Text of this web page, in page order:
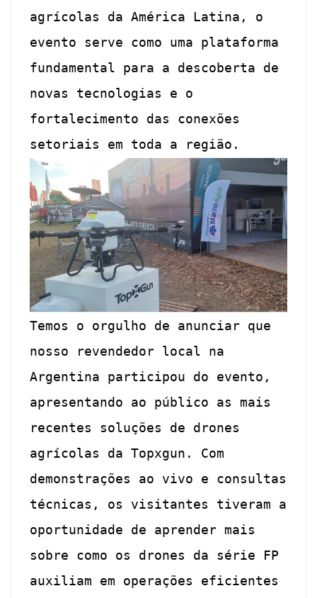
agrícolas da América Latina, o
evento serve como uma plataforma
fundamental para a descoberta de
novas tecnologias e o
fortalecimento das conexões
setoriais em toda a região.
Temos o orgulho de anunciar que
nosso revendedor local na
Argentina participou do evento,
apresentando ao público as mais
recentes soluções de drones
agrícolas da Topxgun. Com
demonstrações ao vivo e consultas
técnicas, os visitantes tiveram a
oportunidade de aprender mais
sobre como os drones da série FP
auxiliam em operações eficientes